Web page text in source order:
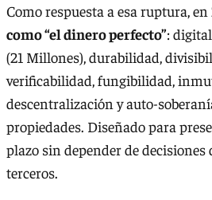
Como respuesta a esa ruptura,
como “el dinero perfecto”:
(21 Millones), durabilidad,
verificabilidad, fungibilidad,
descentralización y auto-
propiedades. Diseñado para
plazo sin depender de decisiones
terceros.